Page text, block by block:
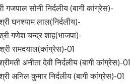
गजपाल सोनी निर्दलीय (बागी कांग्रेस)-
घनश्याम लाल(निर्दलीय)-
गणेश चन्द्र शाह(भाजपा)-
रामदयाल(कांग्रेस)-01
अनीता देवी निर्दलीय (बागी कांग्रेस)-01
अनिल कुमार निर्दलीय (बागी कांग्रेस)-01